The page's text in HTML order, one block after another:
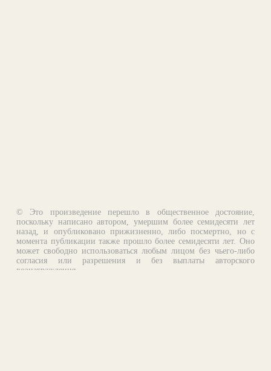
© Это произведение перешло в общественное достояние,
поскольку написано автором, умершим более семидесяти лет
назад, и опубликовано прижизненно, либо посмертно, но с
момента публикации также прошло более семидесяти лет. Оно
может свободно использоваться любым лицом без чьего-либо
согласия или разрешения и без выплаты авторского
вознаграждения.